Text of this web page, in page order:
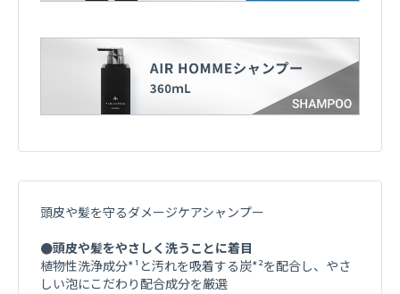
頭皮や髪を守るダメージケアシャンプー
●頭皮や髪をやさしく洗うことに着目
植物性洗浄成分*¹と汚れを吸着する炭*²を配合し、やさ
しい泡にこだわり配合成分を厳選